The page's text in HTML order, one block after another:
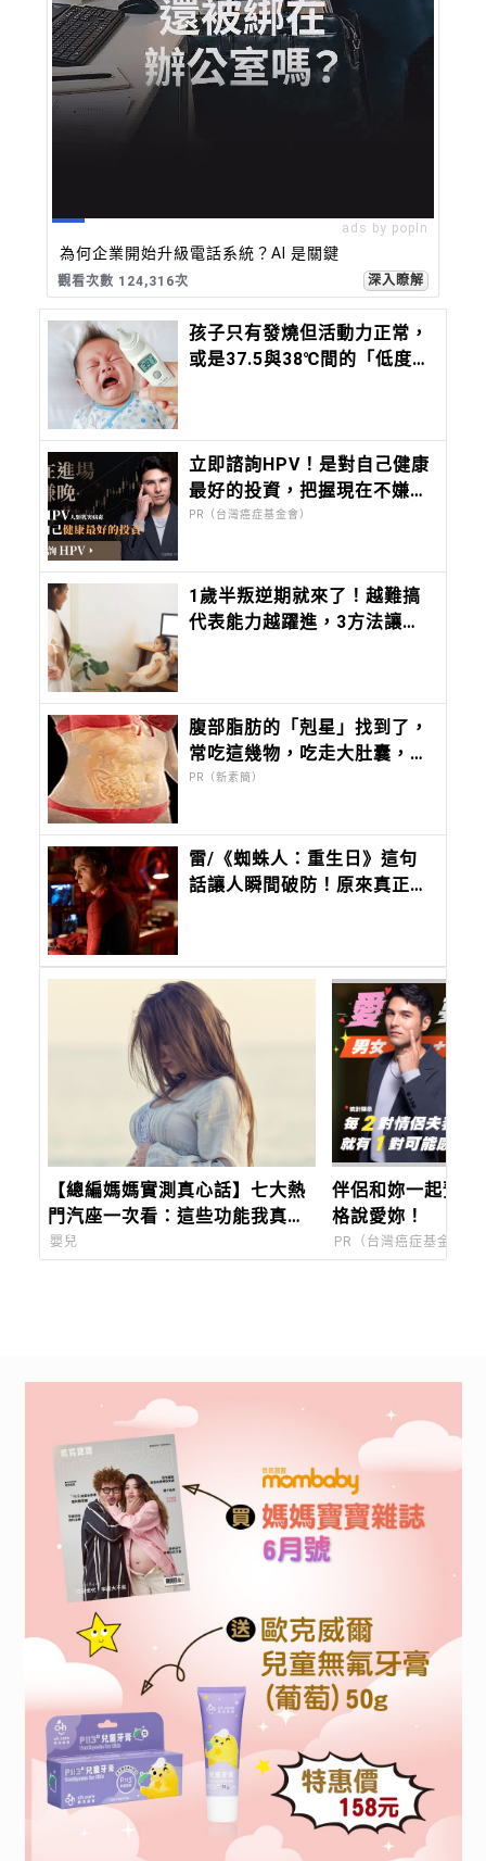
ads by popIn
為何企業開始升級電話系統？AI 是關鍵
觀看次數 124,316次 深入瞭解
孩子只有發燒但活動力正常，
或是37.5與38℃間的「低度發
立即諮詢HPV！是對自己健康
最好的投資，把握現在不嫌
晚！
PR（台灣癌症基金會）
1歲半叛逆期就來了！越難搞
代表能力越躍進，3方法讓孩
腹部脂肪的「剋星」找到了，
常吃這幾物，吃走大肚囊，瘦
出小蠻腰
PR（新素簡）
雷/《蜘蛛人：重生日》這句
話讓人瞬間破防！原來真正無
【總編媽媽實測真心話】七大熱
門汽座一次看：這些功能我真的
是當媽媽後才懂……
嬰兒
伴侶和妳一起預防
格說愛妳！
PR（台灣癌症基金會）